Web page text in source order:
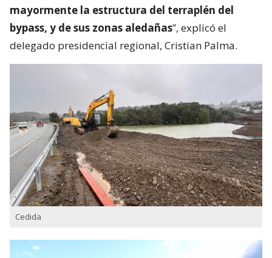
Cedida
“Aquí, lo que se está privilegiando es la salud y vida
respecto del comportamiento en la zona de la
emergencia.No se sabe con claridad el volumen
acumulado de agua, la profundidad de la
inundación, y si existe filtraciones o si el
socavamiento ya detectado puedan afectar
mayormente la estructura del terraplén del
bypass, y de sus zonas aledañas”, explicó el
delegado presidencial regional, Cristian Palma.